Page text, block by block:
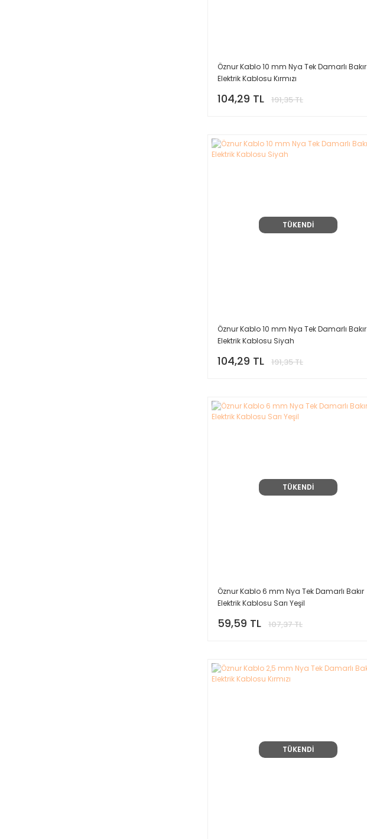
Öznur Kablo 10 mm Nya Tek Damarlı Bakır
Elektrik Kablosu Kırmızı
104,29 TL 191,35 TL
TÜKENDİ
Öznur Kablo 10 mm Nya Tek Damarlı Bakır
Elektrik Kablosu Siyah
104,29 TL 191,35 TL
TÜKENDİ
Öznur Kablo 6 mm Nya Tek Damarlı Bakır
Elektrik Kablosu Sarı Yeşil
59,59 TL 107,37 TL
TÜKENDİ